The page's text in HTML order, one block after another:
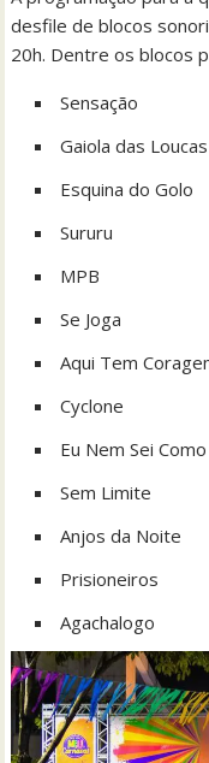
desfile de blocos
20h. Dentre os blocos
Sensação
Gaiola das Loucas
Esquina do Golo
Sururu
MPB
Se Joga
Aqui Tem
Cyclone
Eu Nem Sei
Sem Limite
Anjos da Noite
Prisioneiros
Agachalogo